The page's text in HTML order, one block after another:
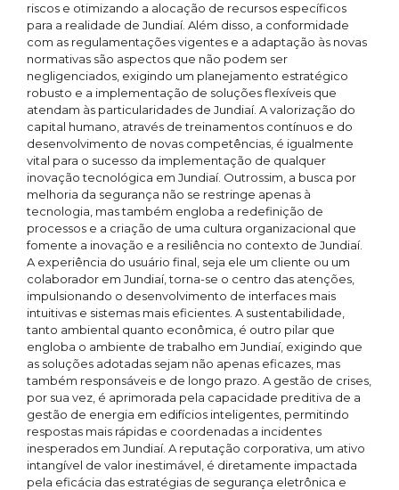
riscos e otimizando a alocação de recursos específicos
para a realidade de Jundiaí. Além disso, a conformidade
com as regulamentações vigentes e a adaptação às novas
normativas são aspectos que não podem ser
negligenciados, exigindo um planejamento estratégico
robusto e a implementação de soluções flexíveis que
atendam às particularidades de Jundiaí. A valorização do
capital humano, através de treinamentos contínuos e do
desenvolvimento de novas competências, é igualmente
vital para o sucesso da implementação de qualquer
inovação tecnológica em Jundiaí. Outrossim, a busca por
melhoria da segurança não se restringe apenas à
tecnologia, mas também engloba a redefinição de
processos e a criação de uma cultura organizacional que
fomente a inovação e a resiliência no contexto de Jundiaí.
A experiência do usuário final, seja ele um cliente ou um
colaborador em Jundiaí, torna-se o centro das atenções,
impulsionando o desenvolvimento de interfaces mais
intuitivas e sistemas mais eficientes. A sustentabilidade,
tanto ambiental quanto econômica, é outro pilar que
engloba o ambiente de trabalho em Jundiaí, exigindo que
as soluções adotadas sejam não apenas eficazes, mas
também responsáveis e de longo prazo. A gestão de crises,
por sua vez, é aprimorada pela capacidade preditiva de a
gestão de energia em edifícios inteligentes, permitindo
respostas mais rápidas e coordenadas a incidentes
inesperados em Jundiaí. A reputação corporativa, um ativo
intangível de valor inestimável, é diretamente impactada
pela eficácia das estratégias de segurança eletrônica e